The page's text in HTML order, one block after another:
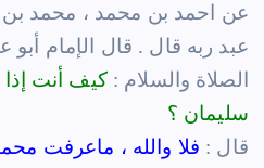
عن احمد بن محمد ، محمد
عبد ربه قال . قال الإمام أبو
الصلاة والسلام :كيف أنت إذا
سليمان ؟
قال : فلا والله ، ماعرفت